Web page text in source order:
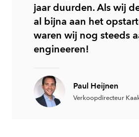
jaar duurden. Als wij
al bijna aan het
waren wij nog steeds
engineeren!
Paul Heijnen
Verkoopdirecteur